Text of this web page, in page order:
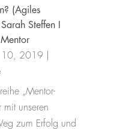
(Agiles
Steffen I
10, 2019
„Mentor-
mit unseren
zum Erfolg und